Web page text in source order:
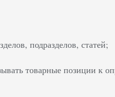
подразделов, статей;
товарные позиции к